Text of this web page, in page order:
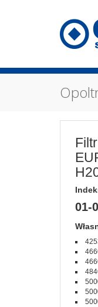
01-